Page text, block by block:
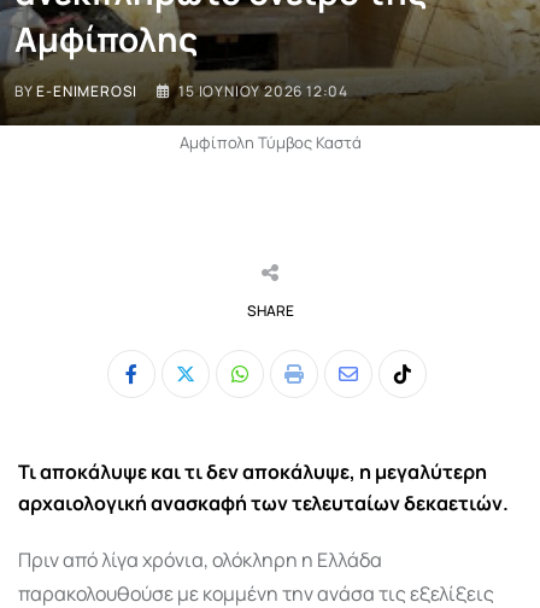
Αμφίπολης
BYE-ENIMEROSI 15 ΙΟΥΝΊΟΥ 2026 12:04
Αμφίπολη Τύμβος Καστά
SHARE
Whatsapp
Print
ShareTiktok
Τι αποκάλυψε και τι δεν αποκάλυψε, η μεγαλύτερη
αρχαιολογική ανασκαφή των τελευταίων δεκαετιών.
Πριν από λίγα χρόνια, ολόκληρη η Ελλάδα
παρακολουθούσε με κομμένη την ανάσα τις εξελίξεις